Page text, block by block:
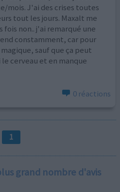
mois. J'ai des crises toutes
tout les jours. Maxalt me
fois non.. j'ai remarqué une
constamment, car pour
sauf que ça peut
cerveau et en manque
0 réactions
1
grand nombre d'avis